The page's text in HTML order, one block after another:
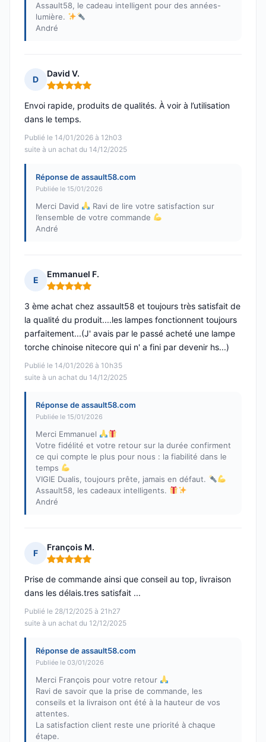
Assault58, le cadeau intelligent pour des années-
lumière.
André
D
David V.
Note : 5 sur 5
Publié le 14/01/2026 à 12h03
suite à un achat du 14/12/2025
Envoi rapide, produits de qualités. À voir à l’utilisation
dans le temps.
Réponse de assault58.com
Publiée le 15/01/2026
Merci David
Ravi de lire votre satisfaction sur
l’ensemble de votre commande
André
E
Emmanuel F.
Note : 5 sur 5
Publié le 14/01/2026 à 10h35
suite à un achat du 14/12/2025
3 ème achat chez assault58 et toujours très satisfait de
la qualité du produit....les lampes fonctionnent toujours
parfaitement...(J' avais par le passé acheté une lampe
torche chinoise nitecore qui n' a fini par devenir hs...)
Réponse de assault58.com
Publiée le 15/01/2026
Merci Emmanuel
Votre fidélité et votre retour sur la durée confirment
ce qui compte le plus pour nous : la fiabilité dans le
temps
VIGIE Dualis, toujours prête, jamais en défaut.
Assault58, les cadeaux intelligents.
André
F
François M.
Note : 5 sur 5
Publié le 28/12/2025 à 21h27
suite à un achat du 12/12/2025
Prise de commande ainsi que conseil au top, livraison
dans les délais.tres satisfait ...
Réponse de assault58.com
Publiée le 03/01/2026
Merci François pour votre retour
Ravi de savoir que la prise de commande, les
conseils et la livraison ont été à la hauteur de vos
attentes.
La satisfaction client reste une priorité à chaque
étape.